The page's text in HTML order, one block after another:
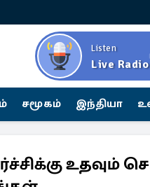
Listen
Live Radio
சமூகம் இந்தியா
உதவும்